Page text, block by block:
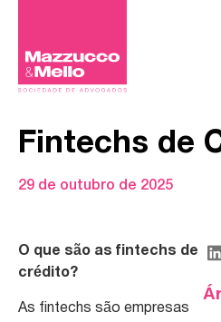
Fintechs de
29 de outubro de 2025
O que são as fintechs de
crédito?
As fintechs são empresas